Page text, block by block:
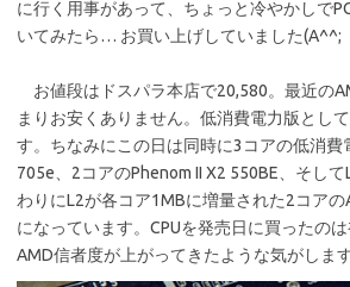
に行く用事があって、ちょっと冷やかしで
いてみたら… お買い上げしていました(A^^;
お値段はドスパラ本店で20,580。最近の
まりお安くありません。低消費電力版とし
す。ちなみにこの日は同時に3コアの低消費
705e、2コアのPhenom II X2 550BE、そし
わりにL2が各コア1MBに増量された2コア
になっています。CPUを発売日に買ったの
AMD信者度が上がってきたような気がします